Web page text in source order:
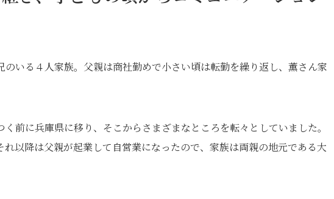
いる４人家族。父親は商社勤めで小さい頃は転勤を繰り返し、薫さん家
く前に兵庫県に移り、そこからさまざまなところを転々としていました。
以降は父親が起業して自営業になったので、家族は両親の地元である大